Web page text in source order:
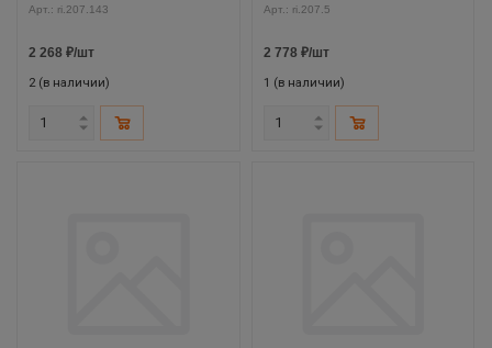
Арт.: ri.207.143
2 268 ₽/шт
2 (в наличии)
Арт.: ri.207.5
2 778 ₽/шт
1 (в наличии)